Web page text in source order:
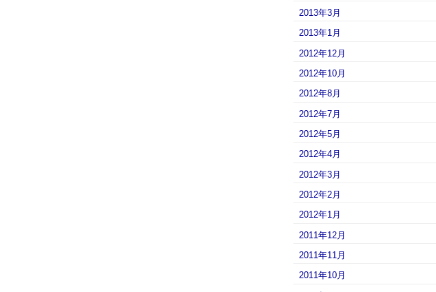
2013年3月
2013年1月
2012年12月
2012年10月
2012年8月
2012年7月
2012年5月
2012年4月
2012年3月
2012年2月
2012年1月
2011年12月
2011年11月
2011年10月